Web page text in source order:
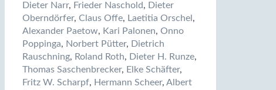
Dieter Narr, Frieder Naschold, Dieter
Oberndörfer, Claus Offe, Laetitia Orschel ,
Alexander Paetow, Kari Palonen, Onno
Poppinga, Norbert Pütter, Dietrich
Rauschning, Roland Roth, Dieter H. Runze,
Thomas Saschenbrecker, Elke Schäfter,
Fritz W. Scharpf, Hermann Scheer, Albert